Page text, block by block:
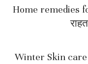
Home remedies
Winter Skin